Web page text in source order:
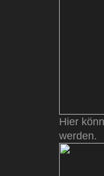
Hier
werden.